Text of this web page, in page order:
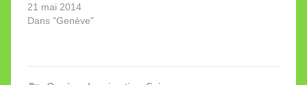
Genève, près d’un
siècle avant la
21 mai 2014
Dans "Genève"